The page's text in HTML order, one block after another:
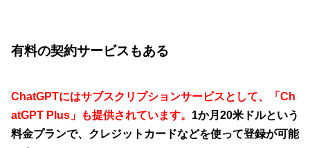
有料の契約サービスもある
ChatGPTにはサブスクリプションサービスとして、「Ch
atGPT Plus」も提供されています。 1か月20米ドルという
料金プランで、クレジットカードなどを使って登録が可能